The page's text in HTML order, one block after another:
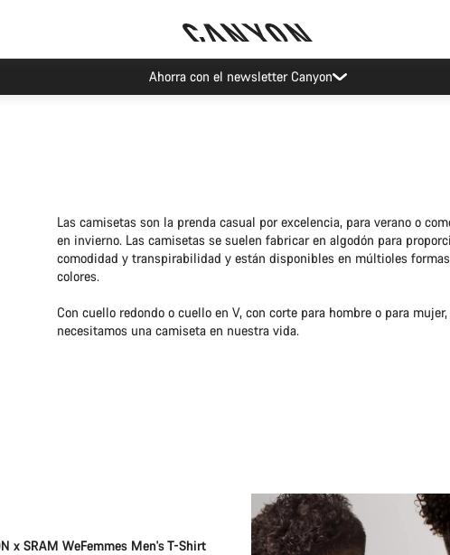
Ahorra con el newsletter Canyon
Las camisetas son la prenda casual por excelencia, para verano o
en invierno. Las camisetas se suelen fabricar en algodón para
comodidad y transpirabilidad y están disponibles en múltioles
colores.
Con cuello redondo o cuello en V, con corte para hombre o para
necesitamos una camiseta en nuestra vida.
x SRAM WeFemmes Men's T-Shirt